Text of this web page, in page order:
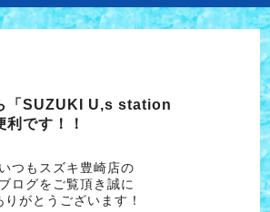
「SUZUKI U,s station
です！！
いつもスズキ豊崎店の
ブログをご覧頂き誠に
りがとうございます！